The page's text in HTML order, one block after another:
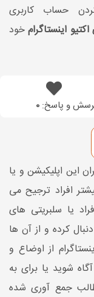
حساب کاربری
اینستاگرامخود
و پاسخ:0
این اپلیکیشن و یا
افراد ترجیح می
یا سلبریتی های
کرده و از آن ها
از اوضاع و
شوید یا برای به
جمع آوری شده